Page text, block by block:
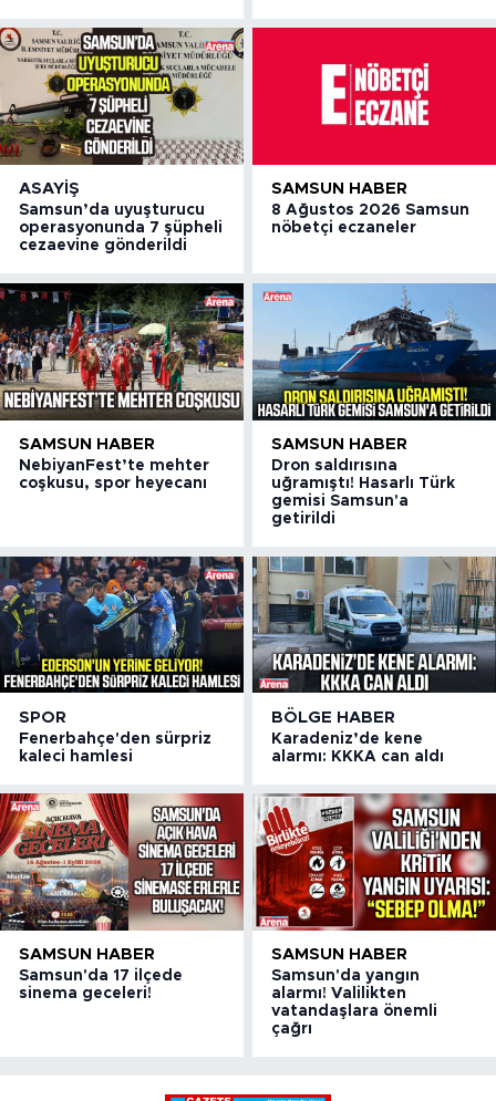
ASAYIŞ
Samsun’da uyuşturucu
operasyonunda 7 şüpheli
cezaevine gönderildi
SAMSUN HABER
8 Ağustos 2026 Samsun
nöbetçi eczaneler
SAMSUN HABER
NebiyanFest’te mehter
coşkusu, spor heyecanı
SAMSUN HABER
Dron saldırısına
uğramıştı! Hasarlı Türk
gemisi Samsun'a
getirildi
SPOR
Fenerbahçe'den sürpriz
kaleci hamlesi
BÖLGE HABER
Karadeniz’de kene
alarmı: KKKA can aldı
SAMSUN HABER
Samsun'da 17 ilçede
sinema geceleri!
SAMSUN HABER
Samsun'da yangın
alarmı! Valilikten
vatandaşlara önemli
çağrı